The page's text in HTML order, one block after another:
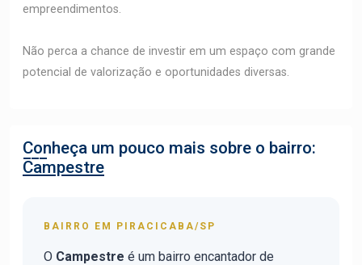
empreendimentos.
Não perca a chance de investir em um espaço com grande
potencial de valorização e oportunidades diversas.
Conheça um pouco mais sobre o bairro:
Campestre
BAIRRO EM PIRACICABA/SP
O Campestre é um bairro encantador de